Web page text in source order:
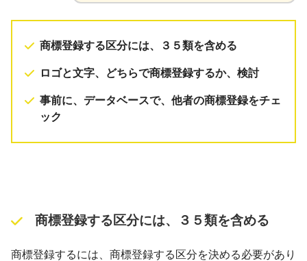
商標登録する区分には、３５類を含める
ロゴと文字、どちらで商標登録するか、検討
事前に、データベースで、他者の商標登録をチェ
ック
商標登録する区分には、３５類を含める
商標登録するには、商標登録する区分を決める必要があり